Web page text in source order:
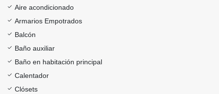
Aire acondicionado
Armarios Empotrados
Balcón
Baño auxiliar
Baño en habitación principal
Calentador
Clósets